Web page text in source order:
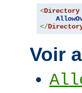
<Directory
</
Voir